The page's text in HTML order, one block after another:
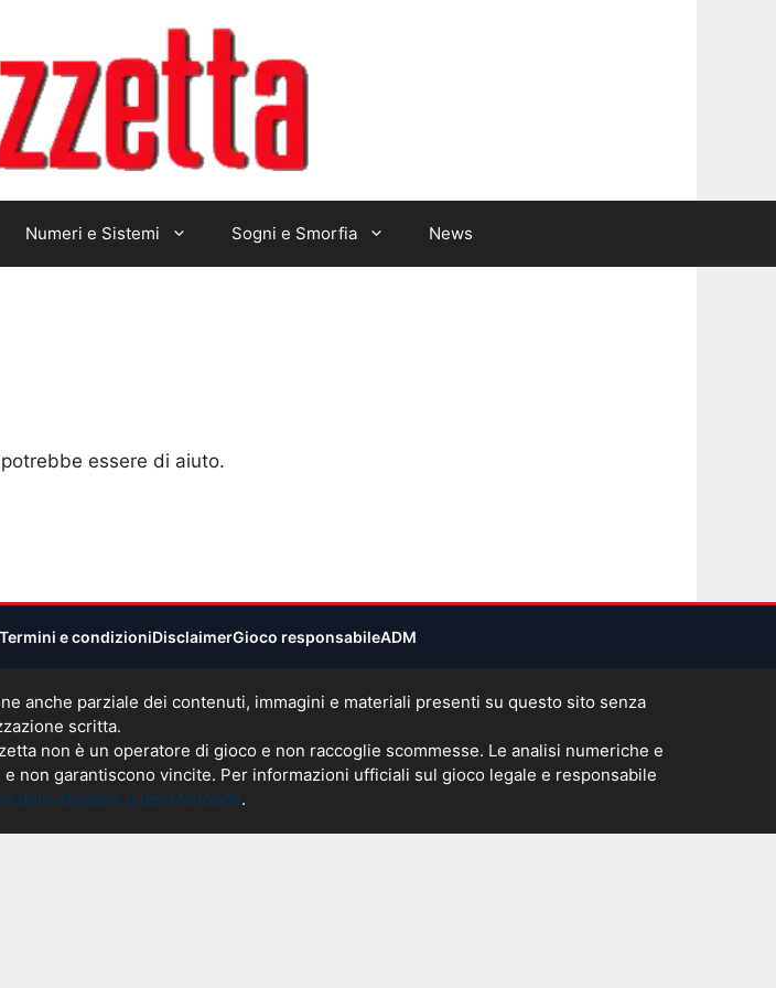
Numeri e Sistemi Sogni e Smorfia News
essere di aiuto.
e condizioniDisclaimerGioco responsabileADM
anche parziale dei contenuti, immagini e materiali presenti su questo sito senza
scritta.
non è un operatore di gioco e non raccoglie scommesse. Le analisi numeriche e
non garantiscono vincite. Per informazioni ufficiali sul gioco legale e responsabile
delle Dogane e dei Monopoli.